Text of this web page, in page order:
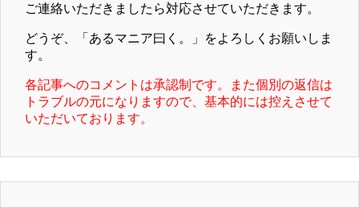
ご連絡いただきましたら対応させていただきます。
どうぞ、「あるマニア曰く。」をよろしくお願いしま
す。
各記事へのコメントは承認制です。また個別の返信は
トラブルの元になりますので、基本的には控えさせて
いただいております。